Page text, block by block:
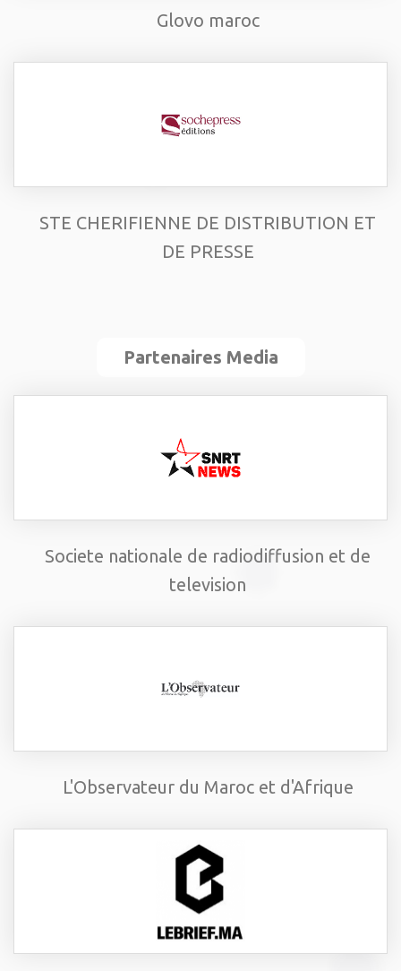
Glovo maroc
STE CHERIFIENNE DE DISTRIBUTION ET
DE PRESSE
Partenaires Media
Societe nationale de radiodiffusion et de
television
L'Observateur du Maroc et d'Afrique